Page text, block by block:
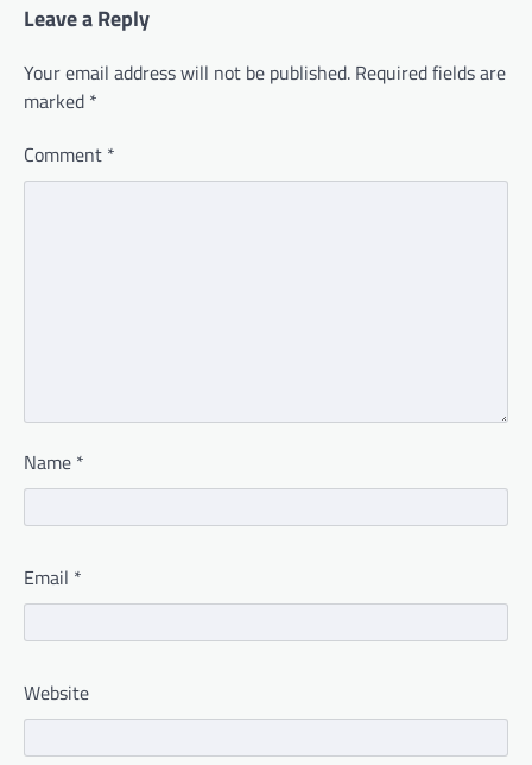
Leave a Reply
Your email address will not be published. Required fields are
marked *
Comment *
Name *
Email *
Website